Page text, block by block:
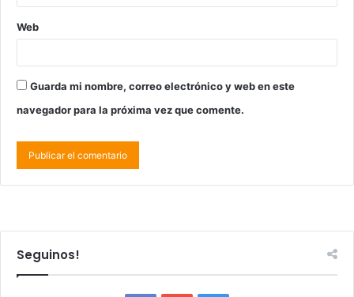
Web
Guarda mi nombre, correo electrónico y web en este
navegador para la próxima vez que comente.
Seguinos!